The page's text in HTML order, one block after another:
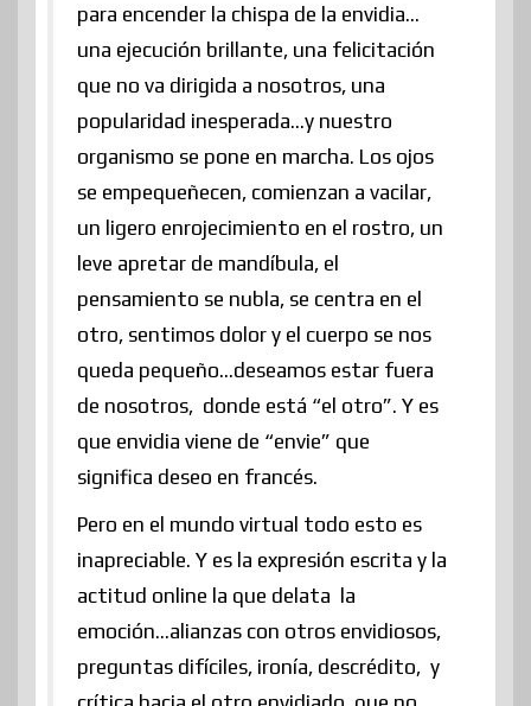
para encender la chispa de la envidia…
una ejecución brillante, una felicitación
que no va dirigida a nosotros, una
popularidad inesperada…y nuestro
organismo se pone en marcha. Los ojos
se empequeñecen, comienzan a vacilar,
un ligero enrojecimiento en el rostro, un
leve apretar de mandíbula, el
pensamiento se nubla, se centra en el
otro, sentimos dolor y el cuerpo se nos
queda pequeño…deseamos estar fuera
de nosotros, donde está “el otro”. Y es
que envidia viene de “envie” que
significa deseo en francés.
Pero en el mundo virtual todo esto es
inapreciable. Y es la expresión escrita y la
actitud online la que delata la
emoción…alianzas con otros envidiosos,
preguntas difíciles, ironía, descrédito, y